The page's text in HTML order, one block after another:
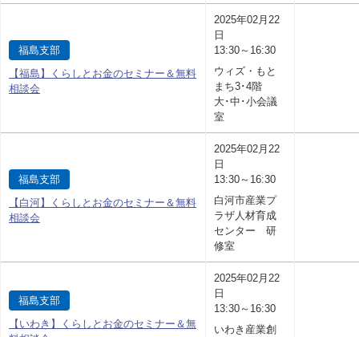
福島支部
【福島】くらしとお金のセミナー＆無料
相談会
2025年02月22
日
13:30～16:30
ウィズ・もと
まち3･4階
大･中･小会議
室
福島支部
【白河】くらしとお金のセミナー＆無料
相談会
2025年02月22
日
13:30～16:30
白河市産業プ
ラザ人材育成
センター 研
修室
福島支部
【いわき】くらしとお金のセミナー＆無
2025年02月22
日
13:30～16:30
いわき産業創